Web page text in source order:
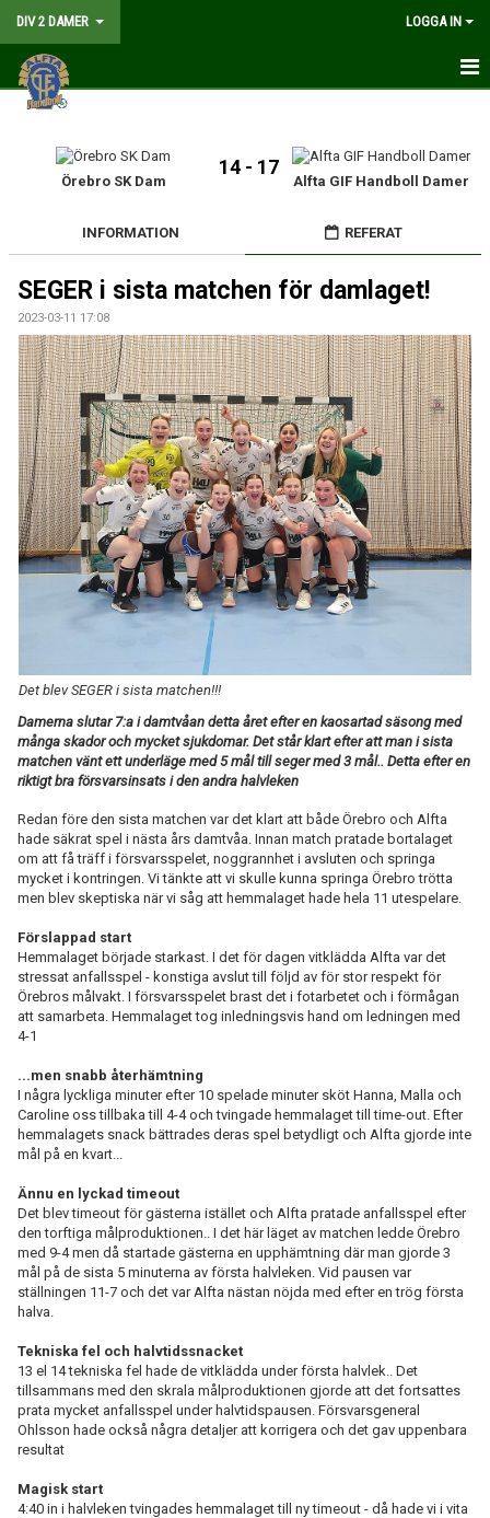
DIV 2 DAMER LOGGA IN
HEM
NYHETER
MATCHER
KALENDER
TRUPPEN
DOKUMENT
KONTAKT
LIVESÄNDNING
TABELL
Örebro SK Dam
14 - 17
Alfta GIF Handboll Damer
INFORMATION REFERAT
SEGER i sista matchen för damlaget!
2023-03-11 17:08
Det blev SEGER i sista matchen!!!
Damerna slutar 7:a i damtvåan detta året efter en kaosartad säsong med
många skador och mycket sjukdomar. Det står klart efter att man i sista
matchen vänt ett underläge med 5 mål till seger med 3 mål.. Detta efter en
riktigt bra försvarsinsats i den andra halvleken
Redan före den sista matchen var det klart att både Örebro och Alfta
hade säkrat spel i nästa års damtvåa. Innan match pratade bortalaget
om att få träff i försvarsspelet, noggrannhet i avsluten och springa
mycket i kontringen. Vi tänkte att vi skulle kunna springa Örebro trötta
men blev skeptiska när vi såg att hemmalaget hade hela 11 utespelare.
Förslappad start
Hemmalaget började starkast. I det för dagen vitklädda Alfta var det
stressat anfallsspel - konstiga avslut till följd av för stor respekt för
Örebros målvakt. I försvarsspelet brast det i fotarbetet och i förmågan
att samarbeta. Hemmalaget tog inledningsvis hand om ledningen med
4-1
...men snabb återhämtning
I några lyckliga minuter efter 10 spelade minuter sköt Hanna, Malla och
Caroline oss tillbaka till 4-4 och tvingade hemmalaget till time-out. Efter
hemmalagets snack bättrades deras spel betydligt och Alfta gjorde inte
mål på en kvart...
Ännu en lyckad timeout
Det blev timeout för gästerna istället och Alfta pratade anfallsspel efter
den torftiga målproduktionen.. I det här läget av matchen ledde Örebro
med 9-4 men då startade gästerna en upphämtning där man gjorde 3
mål på de sista 5 minuterna av första halvleken. Vid pausen var
ställningen 11-7 och det var Alfta nästan nöjda med efter en trög första
halva.
Tekniska fel och halvtidssnacket
13 el 14 tekniska fel hade de vitklädda under första halvlek.. Det
tillsammans med den skrala målproduktionen gjorde att det fortsattes
prata mycket anfallsspel under halvtidspausen. Försvarsgeneral
Ohlsson hade också några detaljer att korrigera och det gav uppenbara
resultat
Magisk start
4:40 in i halvleken tvingades hemmalaget till ny timeout - då hade vi i vita